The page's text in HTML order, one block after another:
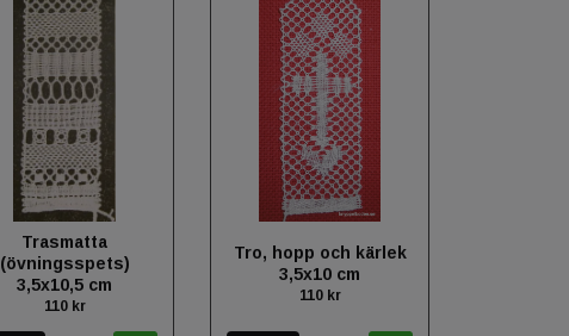
Trasmatta
(övningsspets)
3,5x10,5 cm
110 kr
Tro, hopp och kärlek
3,5x10 cm
110 kr